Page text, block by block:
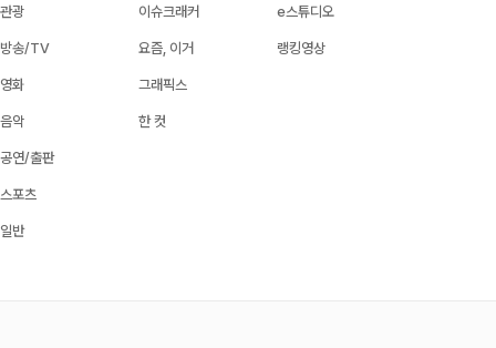
관광
방송/TV
영화
음악
공연/출판
스포츠
일반
이슈크래커
요즘, 이거
그래픽스
한 컷
e스튜디오
랭킹영상